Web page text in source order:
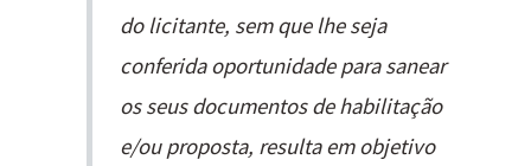
do licitante, sem que lhe seja
conferida oportunidade para sanear
os seus documentos de habilitação
e/ou proposta, resulta em objetivo